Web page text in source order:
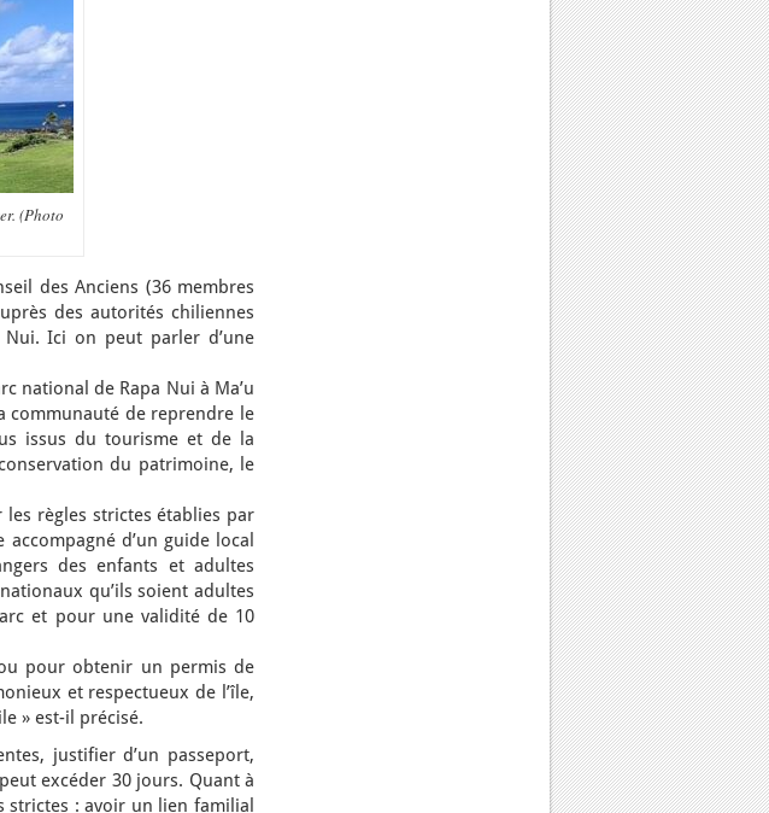
(Photo
des Anciens (36 membres
des autorités chiliennes
Ici on peut parler d’une
national de Rapa Nui à Ma’u
communauté de reprendre le
issus du tourisme et de la
du patrimoine, le
les règles strictes établies par
d’un guide local
des enfants et adultes
qu’ils soient adultes
et pour une validité de 10
pour obtenir un permis de
et respectueux de l’île,
» est-il précisé.
justifier d’un passeport,
excéder 30 jours. Quant à
strictes : avoir un lien familial